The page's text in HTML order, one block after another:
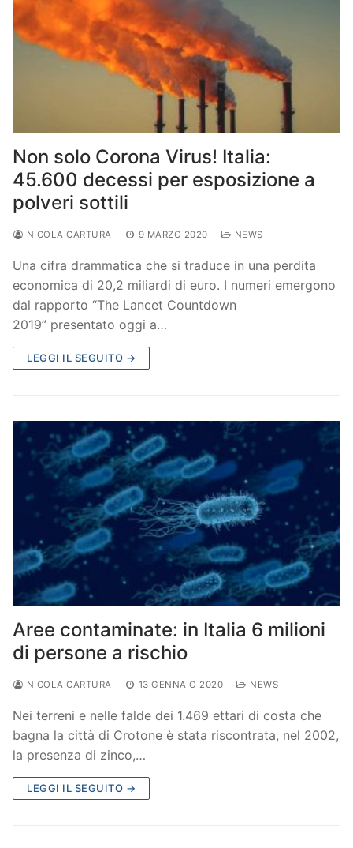
Non solo Corona Virus! Italia:
45.600 decessi per esposizione a
polveri sottili
NICOLA CARTURA 9 MARZO 2020 NEWS
Una cifra drammatica che si traduce in una perdita
economica di 20,2 miliardi di euro. I numeri emergono
dal rapporto “The Lancet Countdown
2019” presentato oggi a…
LEGGI IL SEGUITO →
Aree contaminate: in Italia 6 milioni
di persone a rischio
NICOLA CARTURA 13 GENNAIO 2020 NEWS
Nei terreni e nelle falde dei 1.469 ettari di costa che
bagna la città di Crotone è stata riscontrata, nel 2002,
la presenza di zinco,…
LEGGI IL SEGUITO →